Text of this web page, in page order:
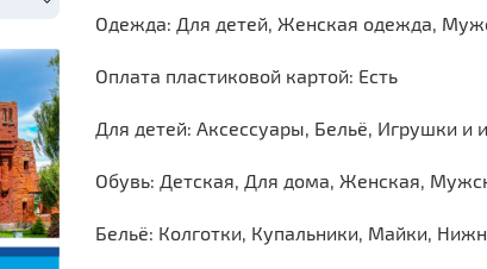
Одежда: Для детей, Женская одежда,
Оплата пластиковой картой: Есть
Для детей: Аксессуары, Бельё, Игрушки и
Обувь: Детская, Для дома, Женская,
Бельё: Колготки, Купальники, Майки,